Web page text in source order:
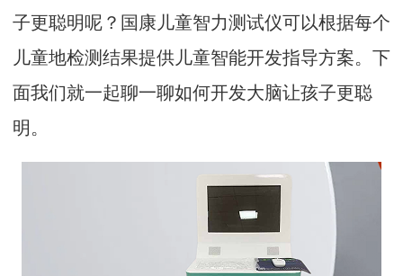
子更聪明呢？国康儿童智力测试仪可以根据每个
儿童地检测结果提供儿童智能开发指导方案。下
面我们就一起聊一聊如何开发大脑让孩子更聪
明。